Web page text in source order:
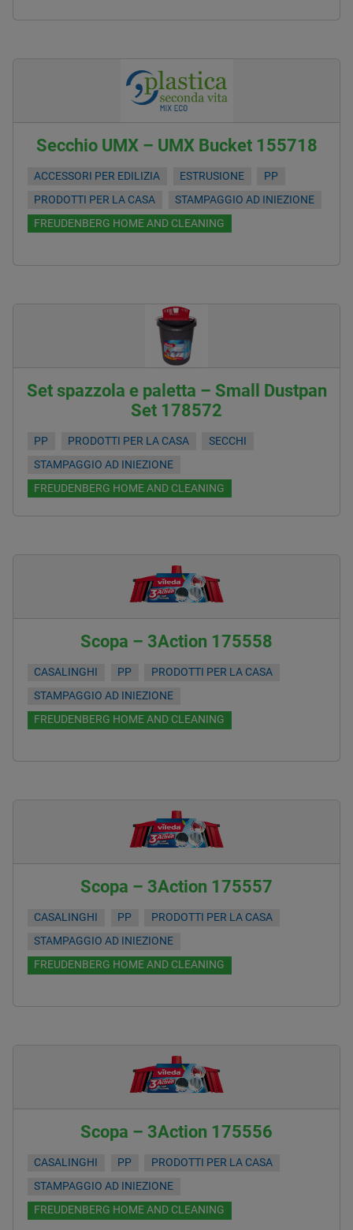
Secchio UMX – UMX Bucket 155718
ACCESSORI PER EDILIZIA ESTRUSIONE
PP
PRODOTTI PER LA CASA
STAMPAGGIO AD INIEZIONE
FREUDENBERG HOME AND CLEANING
Set spazzola e paletta – Small Dustpan
Set 178572
PP PRODOTTI PER LA CASA
SECCHI
STAMPAGGIO AD INIEZIONE
FREUDENBERG HOME AND CLEANING
Scopa – 3Action 175558
CASALINGHI PP
PRODOTTI PER LA CASA
STAMPAGGIO AD INIEZIONE
FREUDENBERG HOME AND CLEANING
Scopa – 3Action 175557
CASALINGHI PP
PRODOTTI PER LA CASA
STAMPAGGIO AD INIEZIONE
FREUDENBERG HOME AND CLEANING
Scopa – 3Action 175556
CASALINGHI PP
PRODOTTI PER LA CASA
STAMPAGGIO AD INIEZIONE
FREUDENBERG HOME AND CLEANING